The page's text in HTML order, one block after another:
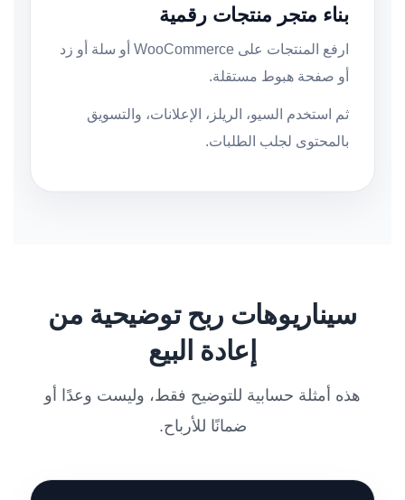
بناء متجر منتجات رقمية
ارفع المنتجات على WooCommerce أو سلة أو زد
أو صفحة هبوط مستقلة.
ثم استخدم السيو، الريلز، الإعلانات، والتسويق
بالمحتوى لجلب الطلبات.
سيناريوهات ربح توضيحية من
إعادة البيع
هذه أمثلة حسابية للتوضيح فقط، وليست وعدًا أو
ضمانًا للأرباح.